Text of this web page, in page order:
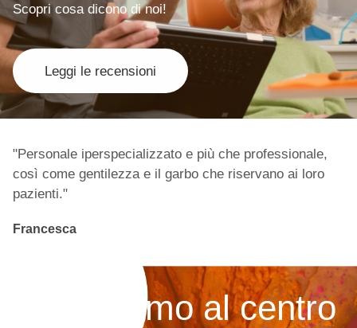
Scopri cosa dicono di noi!
Leggi le recensioni
"Personale iperspecializzato e più che professionale,
così come gentilezza e il garbo che riservano ai loro
pazienti."
Francesca
Mettiamo al centro